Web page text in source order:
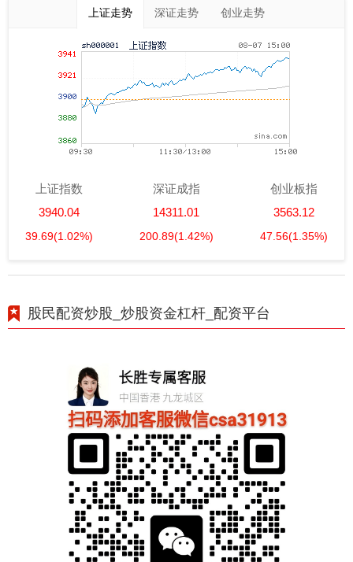
上证走势 深证走势 创业走势
上证指数
3940.04
39.69(1.02%)
深证成指
14311.01
200.89(1.42%)
创业板指
3563.12
47.56(1.35%)
股民配资炒股_炒股资金杠杆_配资平台